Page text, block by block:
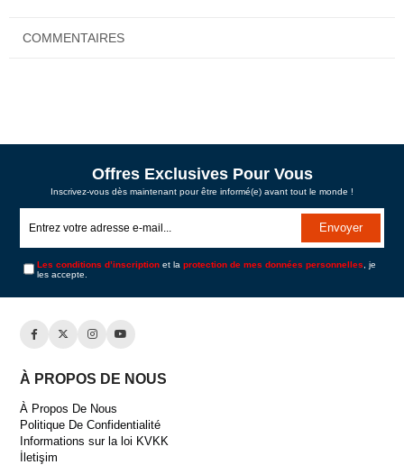
COMMENTAIRES
Offres Exclusives Pour Vous
Inscrivez-vous dès maintenant pour être informé(e) avant tout le monde !
Envoyer
Les conditions d’inscriptionet la protection de mes données personnelles , je
les accepte.
À PROPOS DE NOUS
À Propos De Nous
Politique De Confidentialité
Informations sur la loi KVKK
İletişim